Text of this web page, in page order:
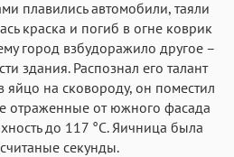
плавились автомобили, таяли
краска и погиб в огне коврик
город взбудоражило другое –
здания. Распознал его талант
яйцо на сковороду, он поместил
отраженные от южного фасада
до 117 °C. Яичница была
секунды.